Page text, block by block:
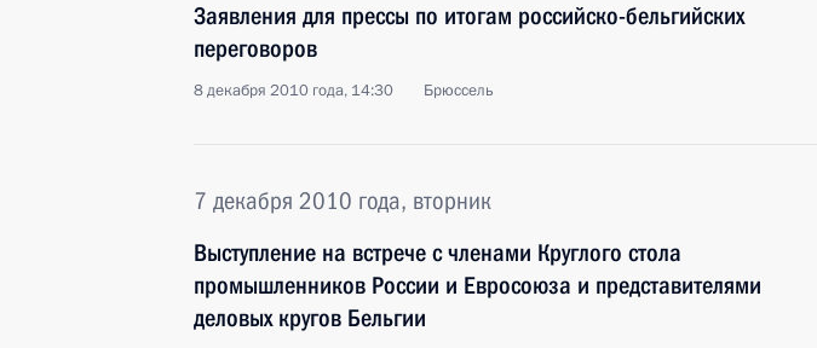
Заявления для прессы по итогам российско-бельгийских
переговоров
8 декабря 2010 года, 14:30 Брюссель
7 декабря 2010 года, вторник
Выступление на встрече с членами Круглого стола
промышленников России и Евросоюза и представителями
деловых кругов Бельгии